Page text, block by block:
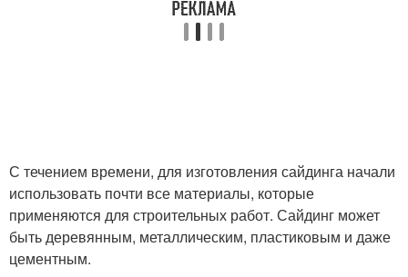
С течением времени, для изготовления сайдинга начали
использовать почти все материалы, которые
применяются для строительных работ. Сайдинг может
быть деревянным, металлическим, пластиковым и даже
цементным.